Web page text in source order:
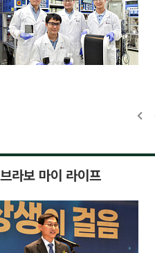
브라보 마이 라이프